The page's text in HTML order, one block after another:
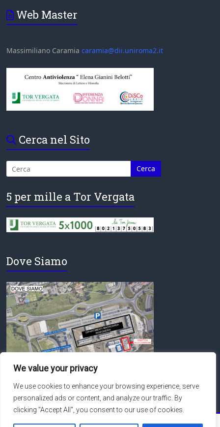
We value your privacy
We use cookies to enhance your browsing experience, serve
personalized ads or content, and analyze our traffic. By
clicking "Accept All", you consent to our use of cookies.
Web Master
Massimiliano Caramiacaramia@dii.uniroma2.it
Cerca nel Sito
5 per mille a Tor Vergata
Dove Siamo
Copyright © 2026Macroarea di Ingegneria – Università degli Studi di Roma